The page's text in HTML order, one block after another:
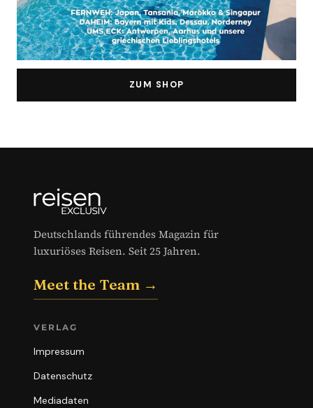
ZUM SHOP
Deutschlands führendes Magazin für
luxuriöses Reisen. Seit 25 Jahren.
Meet the Team →
VERLAG
Impressum
Datenschutz
Mediadaten